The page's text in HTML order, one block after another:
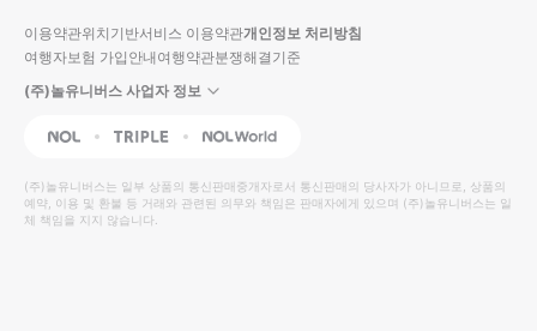
입니
다.
높
은
순
동
영
상
순
상
이용약관위치기반서비스 이용약관개인정보 처리방침
여행자보험 가입안내여행약관분쟁해결기준
(주)놀유니버스 사업자 정보
NOL Triple Interpark Global
(주)놀유니버스는 일부 상품의 통신판매중개자로서 통신판매의 당사자가 아니므로, 상품의
예약, 이용 및 환불 등 거래와 관련된 의무와 책임은 판매자에게 있으며 (주)놀유니버스는 일
체 책임을 지지 않습니다.